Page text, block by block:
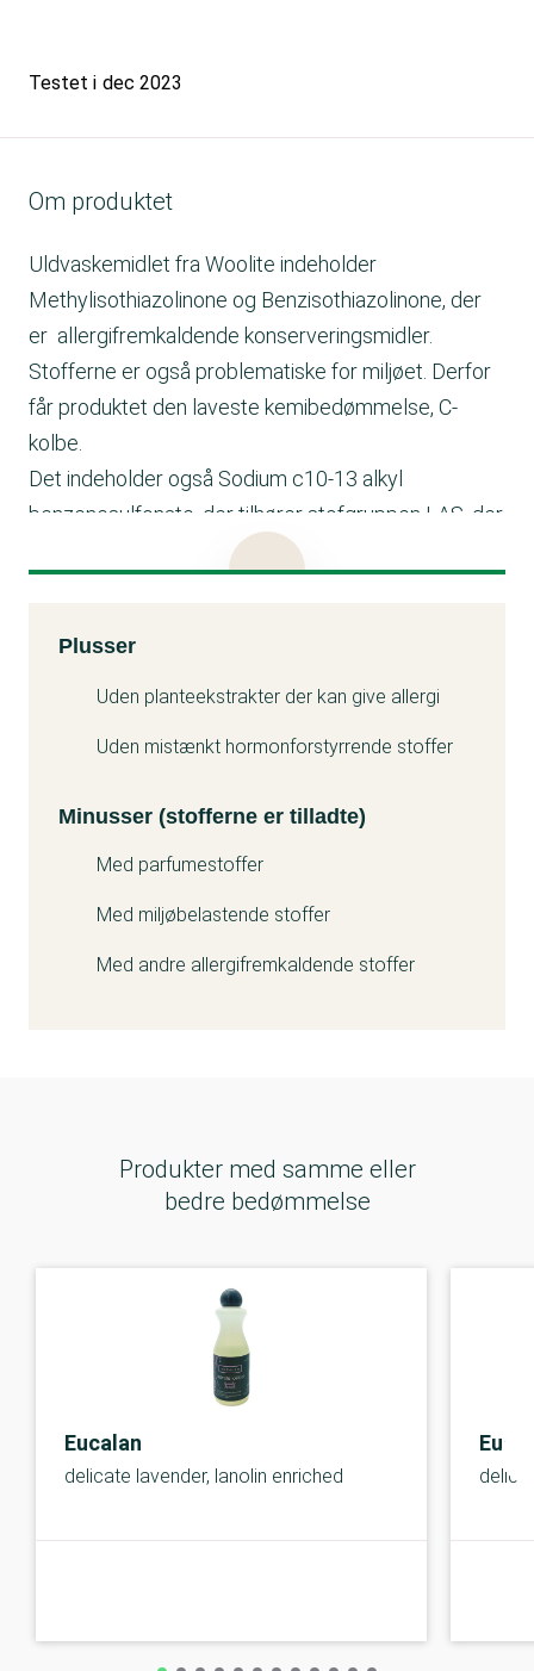
Testet i dec 2023
Om produktet
Uldvaskemidlet fra Woolite indeholder
Methylisothiazolinone og Benzisothiazolinone, der
er allergifremkaldende konserveringsmidler.
Stofferne er også problematiske for miljøet. Derfor
får produktet den laveste kemibedømmelse, C-
kolbe.
Det indeholder også Sodium c10-13 alkyl
benzenesulfonate, der tilhører stofgruppen LAS, der
kan være problematisk for miljøet samt parfume,
Kemitest
Plusser
Uden planteekstrakter der kan give allergi
Uden mistænkt hormonforstyrrende stoffer
Minusser (stofferne er tilladte)
Med parfumestoffer
Med miljøbelastende stoffer
Med andre allergifremkaldende stoffer
Produkter med samme eller
bedre bedømmelse
Eucalan
delicate lavender, lanolin enriched